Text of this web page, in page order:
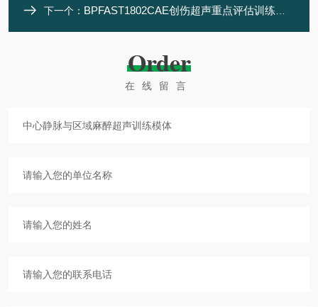
下一个： BPFAST1802CAE创伤超声重点评估训练模体
Order
在线留言